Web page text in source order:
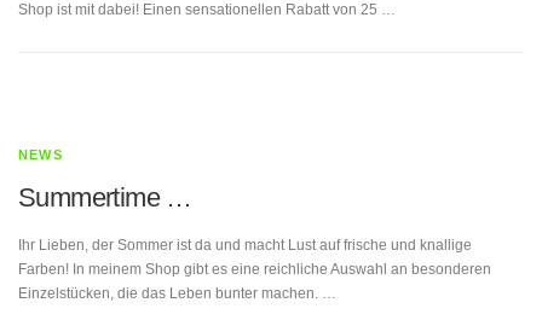
Shop ist mit dabei! Einen sensationellen Rabatt von 25 …
NEWS
Summertime …
Ihr Lieben, der Sommer ist da und macht Lust auf frische und knallige
Farben! In meinem Shop gibt es eine reichliche Auswahl an besonderen
Einzelstücken, die das Leben bunter machen. …